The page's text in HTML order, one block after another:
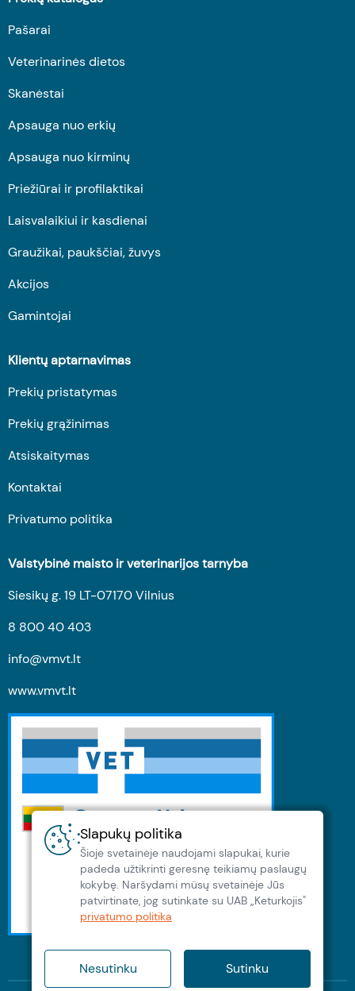
Slapukų politika
Šioje svetainėje naudojami slapukai, kurie
padeda užtikrinti geresnę teikiamų paslaugų
kokybę. Naršydami müsų svetainėje Jūs
patvirtinate, jog sutinkate su UAB „Keturkojis"
privatumo politika
Nesutinku Sutinku
Pašarai
Veterinarinės dietos
Skanėstai
Apsauga nuo erkių
Apsauga nuo kirminų
Priežiūrai ir profilaktikai
Laisvalaikiui ir kasdienai
Graužikai, paukščiai, žuvys
Akcijos
Gamintojai
Klientų aptarnavimas
Prekių pristatymas
Prekių grąžinimas
Atsiskaitymas
Kontaktai
Privatumo politika
Valstybinė maisto ir veterinarijos tarnyba
Siesikų g. 19 LT-07170 Vilnius
8 800 40 403
info@vmvt.lt
www.vmvt.lt